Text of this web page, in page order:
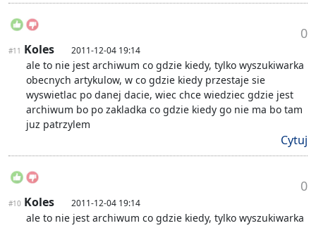
0
#11 Koles 2011-12-04 19:14
ale to nie jest archiwum co gdzie kiedy, tylko wyszukiwarka
obecnych artykulow, w co gdzie kiedy przestaje sie
wyswietlac po danej dacie, wiec chce wiedziec gdzie jest
archiwum bo po zakladka co gdzie kiedy go nie ma bo tam
juz patrzylem
Cytuj
0
#10 Koles 2011-12-04 19:14
ale to nie jest archiwum co gdzie kiedy, tylko wyszukiwarka